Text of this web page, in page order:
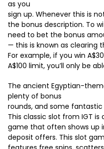
as you
sign up. Whenever this is
the bonus description. To
need to bet the bonus
— this is known as clearing
For example, if you win
A$100 limit, you’ll only be
The ancient Egyptian-
plenty of bonus
rounds, and some
This classic slot from IGT
game that often shows up
deposit offers. This slot